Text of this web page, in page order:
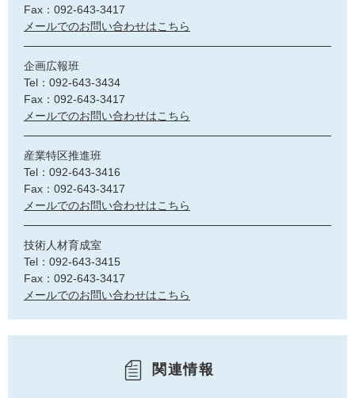
Fax：092-643-3417
メールでのお問い合わせはこちら
企画広報班
Tel：092-643-3434
Fax：092-643-3417
メールでのお問い合わせはこちら
産業特区推進班
Tel：092-643-3416
Fax：092-643-3417
メールでのお問い合わせはこちら
技術人材育成室
Tel：092-643-3415
Fax：092-643-3417
メールでのお問い合わせはこちら
関連情報